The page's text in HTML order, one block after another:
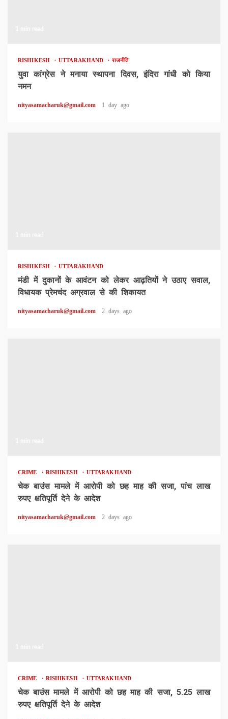
RISHIKESH UTTARAKHAND राजनीति
युवा कांग्रेस ने मनाया स्थापना दिवस, इंदिरा गांधी को किया
नमन
nityasamacharuk@gmail.com 1 day ago
RISHIKESH UTTARAKHAND
मंडी में दुकानों के आवंटन को लेकर आढ़तियों ने उठाए सवाल,
विधायक प्रेमचंद अग्रवाल से की शिकायत
nityasamacharuk@gmail.com 2 days ago
CRIME RISHIKESH UTTARAKHAND
चेक बाउंस मामले में आरोपी को छह माह की सजा, पांच लाख
रुपए क्षतिपूर्ति देने के आदेश
nityasamacharuk@gmail.com 2 days ago
CRIME RISHIKESH UTTARAKHAND
चेक बाउंस मामले में आरोपी को छह माह की सजा, 5.25 लाख
रुपए क्षतिपूर्ति देने के आदेश